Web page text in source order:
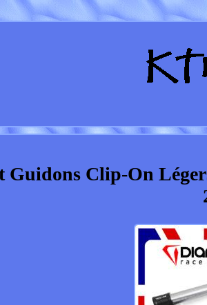
Guidons Clip-On